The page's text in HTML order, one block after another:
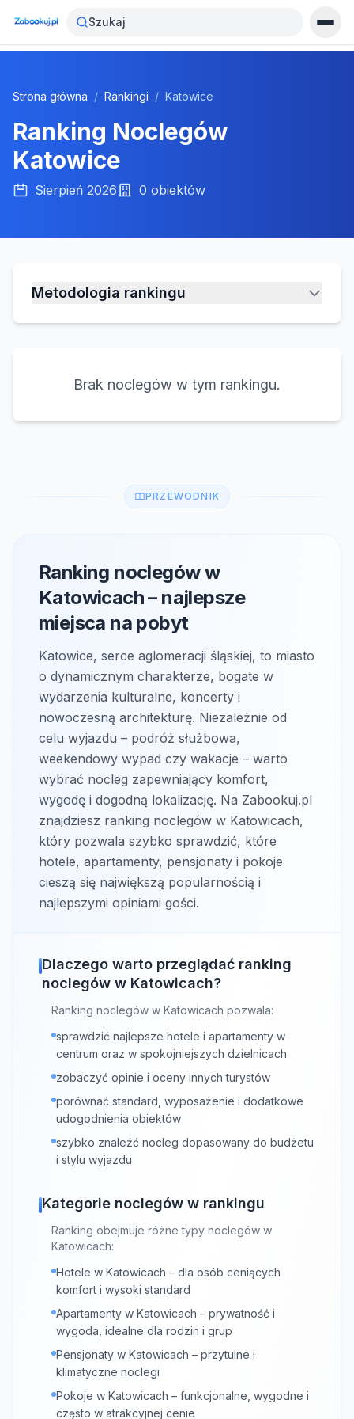
Szukaj
Strona główna / Rankingi / Katowice
Ranking Noclegów
Katowice
Sierpień 2026 0 obiektów
Metodologia rankingu
Brak noclegów w tym rankingu.
PRZEWODNIK
Ranking noclegów w
Katowicach – najlepsze
miejsca na pobyt
Katowice, serce aglomeracji śląskiej, to miasto
o dynamicznym charakterze, bogate w
wydarzenia kulturalne, koncerty i
nowoczesną architekturę. Niezależnie od
celu wyjazdu – podróż służbowa,
weekendowy wypad czy wakacje – warto
wybrać nocleg zapewniający komfort,
wygodę i dogodną lokalizację. Na Zabookuj.pl
znajdziesz ranking noclegów w Katowicach,
który pozwala szybko sprawdzić, które
hotele, apartamenty, pensjonaty i pokoje
cieszą się największą popularnością i
najlepszymi opiniami gości.
Dlaczego warto przeglądać ranking
noclegów w Katowicach?
Ranking noclegów w Katowicach pozwala:
sprawdzić najlepsze hotele i apartamenty w
centrum oraz w spokojniejszych dzielnicach
zobaczyć opinie i oceny innych turystów
porównać standard, wyposażenie i dodatkowe
udogodnienia obiektów
szybko znaleźć nocleg dopasowany do budżetu
i stylu wyjazdu
Kategorie noclegów w rankingu
Ranking obejmuje różne typy noclegów w
Katowicach:
Hotele w Katowicach – dla osób ceniących
komfort i wysoki standard
Apartamenty w Katowicach – prywatność i
wygoda, idealne dla rodzin i grup
Pensjonaty w Katowicach – przytulne i
klimatyczne noclegi
Pokoje w Katowicach – funkcjonalne, wygodne i
często w atrakcyjnej cenie